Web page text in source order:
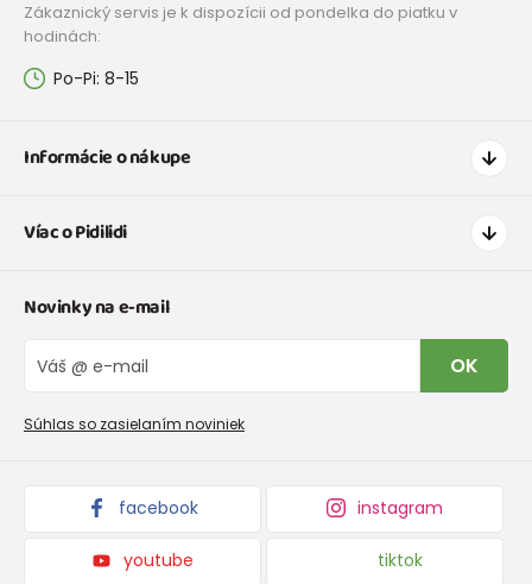
Zákaznický servis je k dispozícii od pondelka do piatku v
hodinách:
Po-Pi: 8-15
Informácie o nákupe
Doprava a platba
Tabuľka veľkostí obuvi
Vrátenie tovaru a reklamacie
Reklamačný poriadok
Víac o Pidilidi
O nás
Veľkoobchod PiDiLiDi
Kolekcie tovaru
Novinky na e-mail
OK
Súhlas so zasielaním noviniek
facebook instagram
youtube tiktok